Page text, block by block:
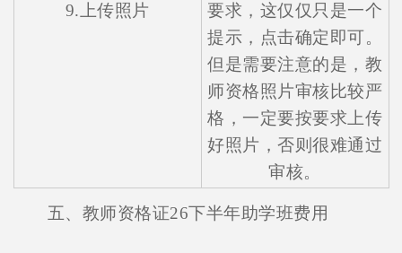
9.上传照片
要求，这仅仅只是一个
提示，点击确定即可。
但是需要注意的是，教
师资格照片审核比较严
格，一定要按要求上传
好照片，否则很难通过
审核。
五、教师资格证26下半年助学班费用